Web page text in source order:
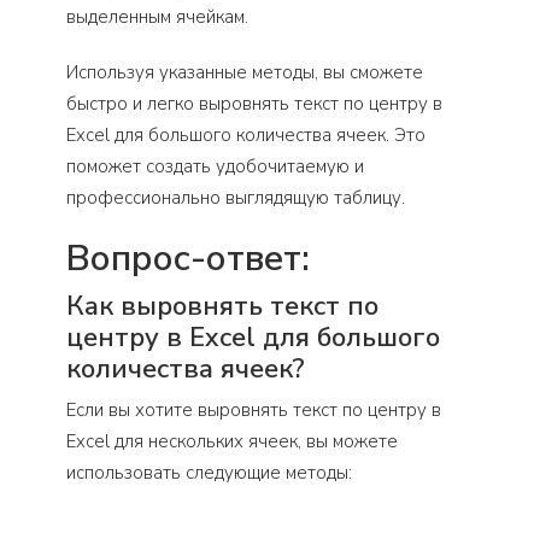
выделенным ячейкам.
Используя указанные методы, вы сможете
быстро и легко выровнять текст по центру в
Excel для большого количества ячеек. Это
поможет создать удобочитаемую и
профессионально выглядящую таблицу.
Вопрос-ответ:
Как выровнять текст по
центру в Excel для большого
количества ячеек?
Если вы хотите выровнять текст по центру в
Excel для нескольких ячеек, вы можете
использовать следующие методы: